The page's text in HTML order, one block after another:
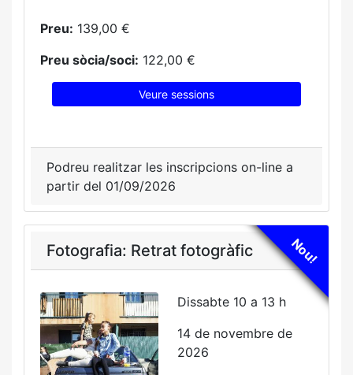
Preu: 139,00 €
Preu sòcia/soci: 122,00 €
Veure sessions
Podreu realitzar les inscripcions on-line a
partir del 01/09/2026
Nou!
Fotografia: Retrat fotogràfic
Dissabte 10 a 13 h
14 de novembre de
2026